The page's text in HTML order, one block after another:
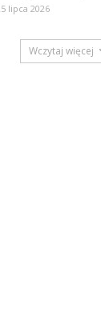
lipca 2026
Wczytaj więcej